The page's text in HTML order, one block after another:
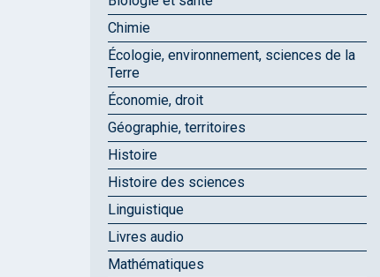
Chimie
Écologie, environnement, sciences de la
Terre
Économie, droit
Géographie, territoires
Histoire
Histoire des sciences
Linguistique
Livres audio
Mathématiques